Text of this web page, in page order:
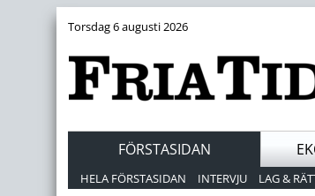
Torsdag 6 augusti 2026
FÖRSTASIDAN
HELA FÖRSTASIDAN INTERVJU LAG &